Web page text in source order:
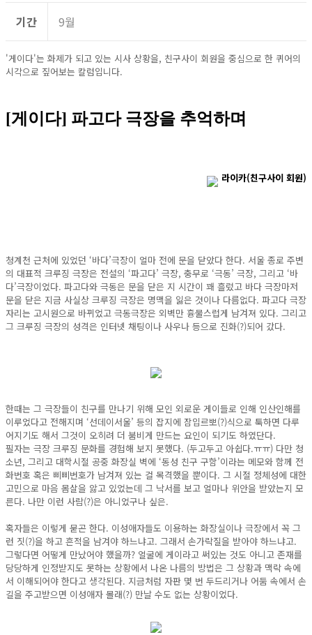
기간 9월
'게이다'는 화제가 되고 있는 시사 상황을, 친구사이 회원을 중심으로 한 퀴어의
시각으로 짚어보는 칼럼입니다.
[게이다] 파고다 극장을 추억하며
라이카(친구사이 회원)
청계천 근처에 있었던 ‘바다’극장이 얼마 전에 문을 닫았다 한다. 서울 종로 주변
의 대표적 크루징 극장은 전설의 ‘파고다’ 극장, 충무로 ‘극동’ 극장, 그리고 ‘바
다’극장이었다. 파고다와 극동은 문을 닫은 지 시간이 꽤 흘렀고 바다 극장마저
문을 닫은 지금 사실상 크루징 극장은 명맥을 잃은 것이나 다름없다. 파고다 극장
자리는 고시원으로 바뀌었고 극동극장은 외벽만 흉물스럽게 남겨져 있다. 그리고
그 크루징 극장의 성격은 인터넷 채팅이나 사우나 등으로 진화(?)되어 갔다.
한때는 그 극장들이 친구를 만나기 위해 모인 외로운 게이들로 인해 인산인해를
이루었다고 전해지며 ‘선데이서울’ 등의 잡지에 잠입르뽀(?)식으로 툭하면 다루
어지기도 해서 그것이 오히려 더 붐비게 만드는 요인이 되기도 하였단다.
필자는 극장 크루징 문화를 경험해 보지 못했다. (두고두고 아쉽다.ㅠㅠ) 다만 청
소년, 그리고 대학시절 공중 화장실 벽에 ‘동성 친구 구함’이라는 메모와 함께 전
화번호 혹은 삐삐번호가 남겨져 있는 걸 목격했을 뿐이다. 그 시절 정체성에 대한
고민으로 마음 몸살을 앓고 있었는데 그 낙서를 보고 얼마나 위안을 받았는지 모
른다. 나만 이런 사람(?)은 아니었구나 싶은.
혹자들은 이렇게 묻곤 한다. 이성애자들도 이용하는 화장실이나 극장에서 꼭 그
런 짓(?)을 하고 흔적을 남겨야 하느냐고. 그래서 손가락질을 받아야 하느냐고.
그렇다면 어떻게 만났어야 했을까? 얼굴에 게이라고 써있는 것도 아니고 존재를
당당하게 인정받지도 못하는 상황에서 나온 나름의 방법은 그 상황과 맥락 속에
서 이해되어야 한다고 생각된다. 지금처럼 자판 몇 번 두드리거나 어둠 속에서 손
길을 주고받으면 이성애자 몰래(?) 만날 수도 없는 상황이었다.